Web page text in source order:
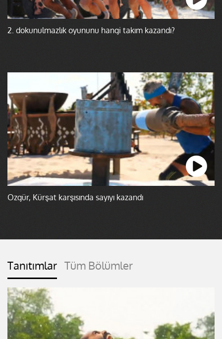
2. dokunulmazlık oyununu hangi takım kazandı?
Özgür, Kürşat karşısında sayıyı kazandı
Tanıtımlar Tüm Bölümler